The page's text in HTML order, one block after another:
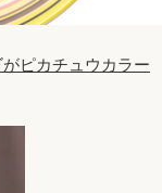
ピカチュウカラー